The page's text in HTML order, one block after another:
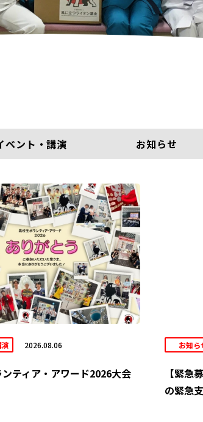
ベント・講演 お知らせ
2026.08.06
ティア・アワード2026大会
お知ら
【緊急
の緊急